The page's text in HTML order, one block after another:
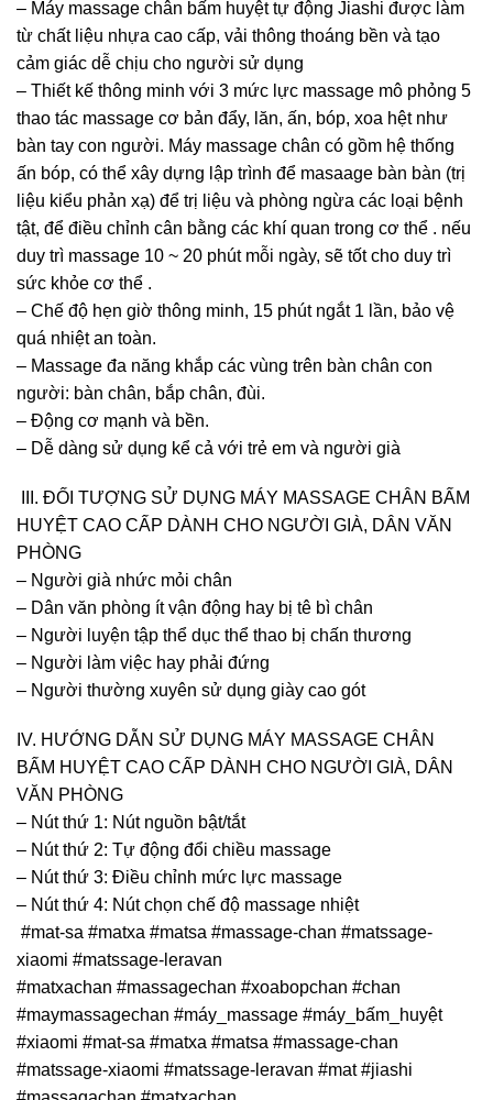
– Máy massage chân bấm huyệt tự động Jiashi được làm
từ chất liệu nhựa cao cấp, vải thông thoáng bền và tạo
cảm giác dễ chịu cho người sử dụng
– Thiết kế thông minh với 3 mức lực massage mô phỏng 5
thao tác massage cơ bản đẩy, lăn, ấn, bóp, xoa hệt như
bàn tay con người. Máy massage chân có gồm hệ thống
ấn bóp, có thể xây dựng lập trình để masaage bàn bàn (trị
liệu kiểu phản xạ) để trị liệu và phòng ngừa các loại bệnh
tật, để điều chỉnh cân bằng các khí quan trong cơ thể . nếu
duy trì massage 10 ~ 20 phút mỗi ngày, sẽ tốt cho duy trì
sức khỏe cơ thể .
– Chế độ hẹn giờ thông minh, 15 phút ngắt 1 lần, bảo vệ
quá nhiệt an toàn.
– Massage đa năng khắp các vùng trên bàn chân con
người: bàn chân, bắp chân, đùi.
– Động cơ mạnh và bền.
– Dễ dàng sử dụng kể cả với trẻ em và người già
III. ĐỐI TƯỢNG SỬ DỤNG MÁY MASSAGE CHÂN BẤM
HUYỆT CAO CẤP DÀNH CHO NGƯỜI GIÀ, DÂN VĂN
PHÒNG
– Người già nhức mỏi chân
– Dân văn phòng ít vận động hay bị tê bì chân
– Người luyện tập thể dục thể thao bị chấn thương
– Người làm việc hay phải đứng
– Người thường xuyên sử dụng giày cao gót
IV. HƯỚNG DẪN SỬ DỤNG MÁY MASSAGE CHÂN
BẤM HUYỆT CAO CẤP DÀNH CHO NGƯỜI GIÀ, DÂN
VĂN PHÒNG
– Nút thứ 1: Nút nguồn bật/tắt
– Nút thứ 2: Tự động đổi chiều massage
– Nút thứ 3: Điều chỉnh mức lực massage
– Nút thứ 4: Nút chọn chế độ massage nhiệt
#mat-sa #matxa #matsa #massage-chan #matssage-
xiaomi #matssage-leravan
#matxachan #massagechan #xoabopchan #chan
#maymassagechan #máy_massage #máy_bấm_huyệt
#xiaomi #mat-sa #matxa #matsa #massage-chan
#matssage-xiaomi #matssage-leravan #mat #jiashi